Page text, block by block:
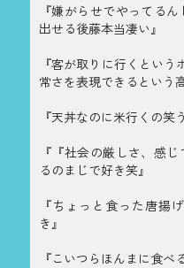
『嫌がらせでやってる
出せる後藤本当凄い』
『客が取りに行くとい
常さを表現できるという
『天丼なのに米行くの笑
『『社会の厳しさ、感
るのまじで好き笑』
『ちょっと食った唐揚
き』
『こいつらほんまに食